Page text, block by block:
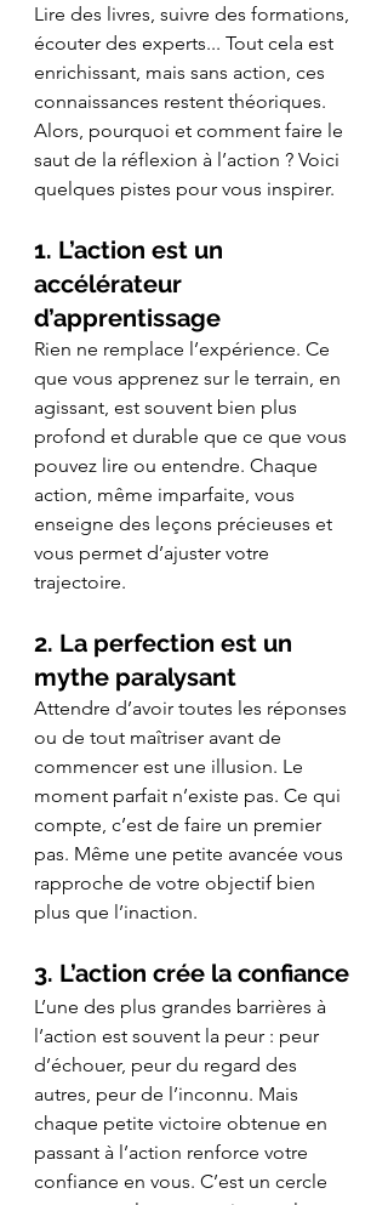
Lire des livres, suivre des formations,
écouter des experts... Tout cela est
enrichissant, mais sans action, ces
connaissances restent théoriques.
Alors, pourquoi et comment faire le
saut de la réflexion à l’action ? Voici
quelques pistes pour vous inspirer.
1. L’action est un
accélérateur
d’apprentissage
Rien ne remplace l’expérience. Ce
que vous apprenez sur le terrain, en
agissant, est souvent bien plus
profond et durable que ce que vous
pouvez lire ou entendre. Chaque
action, même imparfaite, vous
enseigne des leçons précieuses et
vous permet d’ajuster votre
trajectoire.
2. La perfection est un
mythe paralysant
Attendre d’avoir toutes les réponses
ou de tout maîtriser avant de
commencer est une illusion. Le
moment parfait n’existe pas. Ce qui
compte, c’est de faire un premier
pas. Même une petite avancée vous
rapproche de votre objectif bien
plus que l’inaction.
3. L’action crée la confiance
L’une des plus grandes barrières à
l’action est souvent la peur : peur
d’échouer, peur du regard des
autres, peur de l’inconnu. Mais
chaque petite victoire obtenue en
passant à l’action renforce votre
confiance en vous. C’est un cercle